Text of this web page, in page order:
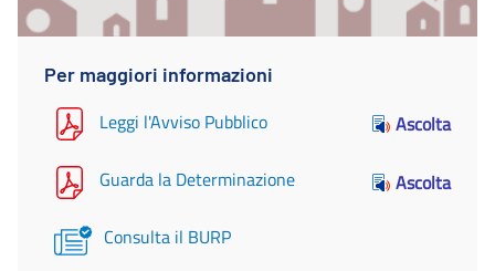
Per maggiori informazioni
Leggi l'Avviso Pubblico Ascolta
Guarda la Determinazione Ascolta
Consulta il BURP